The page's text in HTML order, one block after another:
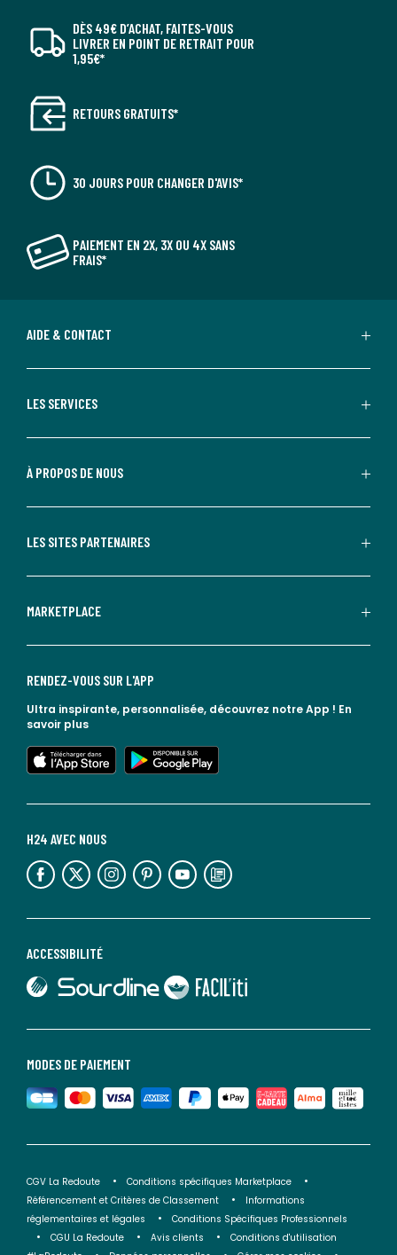
DÈS 49€ D’ACHAT, FAITES-VOUS
LIVRER EN POINT DE RETRAIT POUR
1,95€*
RETOURS GRATUITS*
30 JOURS POUR CHANGER D'AVIS*
PAIEMENT EN 2X, 3X OU 4X SANS
FRAIS*
AIDE & CONTACT
LES SERVICES
À PROPOS DE NOUS
LES SITES PARTENAIRES
MARKETPLACE
MODES DE PAIEMENT
ACCESSIBILITÉ
lien vers Sourdline
lien vers Faciliti
H24 AVEC NOUS
lien vers l'espace réseaux sociaux lien vers l'espace réseaux sociaux lien vers l'espace réseaux sociaux lien vers l'espace réseaux sociaux lien vers l'espace réseaux sociaux lien vers le blog la redoute
RENDEZ-VOUS SUR L'APP
Ultra inspirante, personnalisée, découvrez notre App ! En
savoir plus
lien vers l'app store
lien vers google play
CGV La Redoute
Conditions spécifiques Marketplace
Référencement et Critères de Classement
Informations
réglementaires et légales
Conditions Spécifiques Professionnels
CGU La Redoute
Avis clients
Conditions d'utilisation